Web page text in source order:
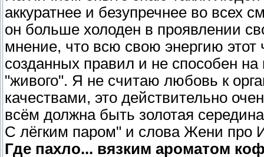
аккуратнее и безупречнее во всех
он больше холоден в проявлении
мнение, что всю свою энергию
созданных правил и не способен на
"живого". Я не считаю любовь к
качествами, это действительно
всём должна быть золотая
С лёгким паром" и слова Жени про
Где пахло... вязким ароматом